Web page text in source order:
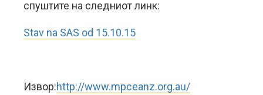
спуштите на следниот линк:
Stav na SAS od 15.10.15
Извор:http://www.mpceanz.org.au/